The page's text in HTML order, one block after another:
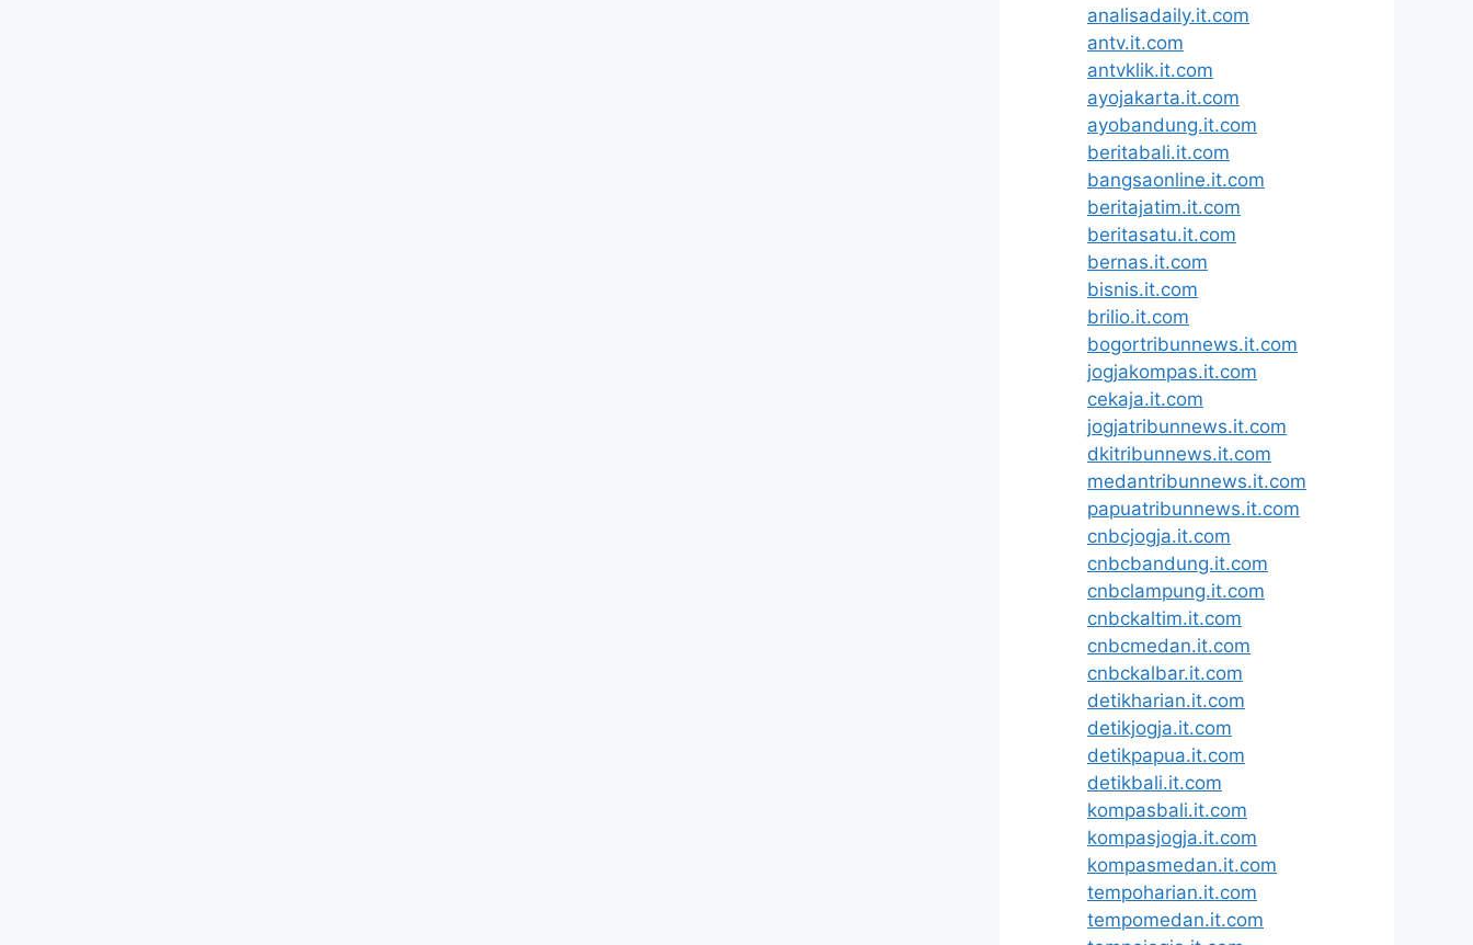
analisadaily.it.com
antv.it.com
antvklik.it.com
ayojakarta.it.com
ayobandung.it.com
beritabali.it.com
bangsaonline.it.com
beritajatim.it.com
beritasatu.it.com
bernas.it.com
bisnis.it.com
brilio.it.com
bogortribunnews.it.com
jogjakompas.it.com
cekaja.it.com
jogjatribunnews.it.com
dkitribunnews.it.com
medantribunnews.it.com
papuatribunnews.it.com
cnbcjogja.it.com
cnbcbandung.it.com
cnbclampung.it.com
cnbckaltim.it.com
cnbcmedan.it.com
cnbckalbar.it.com
detikharian.it.com
detikjogja.it.com
detikpapua.it.com
detikbali.it.com
kompasbali.it.com
kompasjogja.it.com
kompasmedan.it.com
tempoharian.it.com
tempomedan.it.com